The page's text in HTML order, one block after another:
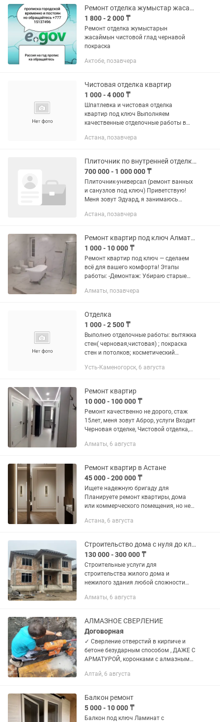
коммуникации, газ,...
Ремонт отделка жумыстар жасаймын
1 800 - 2 000 ₸
Ремонт отделка жумыстарын
жасаймын чистовой глад чернавой
покраска
Актобе, позавчера
Чистовая отделка квартир
1 000 - 4 000 ₸
Шпатлевка и чистовая отделка
квартир под ключ Выполняем
качественные отделочные работы в
помещениях. Наши услуги: • шпатлевка
•...
Астана, позавчера
Плиточник по внутренней отделке (Ремонт ванных и санузлов под ключ)
700 000 - 1 000 000 ₸
Плиточник-универсал (ремонт ванных
и санузлов под ключ) Приветствую!
Меня зовут Эдуард, я занимаюсь
Астана и полностью организую весь
Астана, позавчера
Ремонт квартир под ключ Алматы ниже рынка
1 000 - 10 000 ₸
Ремонт квартир под ключ — сделаем
всё для вашего комфорта! Этапы
работы: -Демонтаж: Убираю старые
другие элементы, которые подлежат
Алматы, позавчера
Отделка
1 000 - 2 500 ₸
Выполню отделочные работы: вытяжка
стен( черновая,чистовая) ; покраска
стен и потолков; косметический
Усть-Каменогорск, 6 августа
Ремонт квартир
10 000 - 100 000 ₸
Ремонт качественно не дорого, стаж
15лет, меня зовут Аброр, услуги Входит
Черновая отделке, Чистовой отделка,
Кафель,Шпаклевка,Краска ,Обой ,
Алматы, 6 августа
Ремонт квартир в Астане
45 000 - 200 000 ₸
Ищете надежную бригаду для
Планируете ремонт квартиры, дома
или коммерческого помещения, но не
предоставляем услуги ремонта под
от...
Астана, 6 августа
Строительство дома с нуля до ключа
130 000 - 300 000 ₸
Строительные услуги для
строительства жилого дома и
нежилого здания любой сложности
области. Предоставляем все виды
дома и...
Алматы, 6 августа
АЛМАЗНОЕ СВЕРЛЕНИЕ
Договорная
✓ Сверление отверстий в кирпиче и
бетоне безударным способом , ДАЖЕ С
АРМАТУРОЙ, коронками с алмазным
40 до 300 мм.) и глубиной до 2 м. ✓
Алтай, 6 августа
Балкон ремонт
5 000 - 10 000 ₸
Балкон под ключ Ламинат с